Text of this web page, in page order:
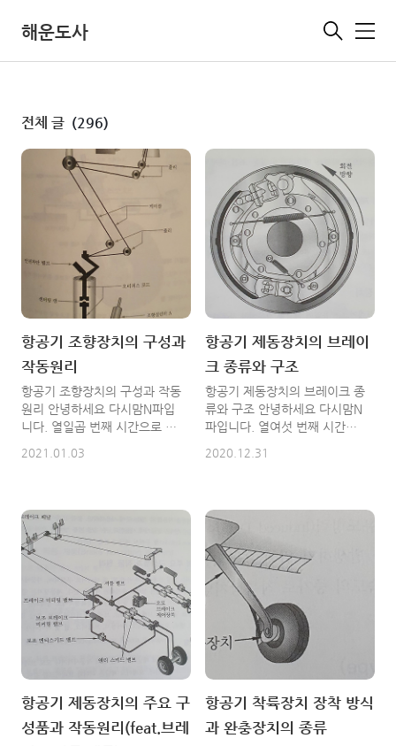
해운도사
메
전체 글 (296)
항공기 조향장치의 구성과
작동원리
항공기 조향장치의 구성과 작동
원리 안녕하세요 다시맘N파입
니다. 열일곱 번째 시간으로 조
해서 알아볼게요 열여섯 번째
데요. 다들 이해하셨을거라 생
각하고 조향장치에 대해서 알아
볼게요 ^^ 1. 조향장치 조향장
치는 지상에서 항공기의 진행방
향을 바꾸기 위하여 사용하는
장치이며 일반적으로 앞 착륙장
치가 담당을 하죠 소형항공기는
앞 착륙장치에 케이블과 푸시
풀 로드를 연결하여 조향 역할
을 하는 경우도 있으나, 대부분
한 조향장치로 구성이 되요 경
항공기는 앞바퀴의 조향(Nose
2021.01.03
항공기 제동장치의 브레이
크 종류와 구조
항공기 제동장치의 브레이크 종
류와 구조 안녕하세요 다시맘N
파입니다. 열여섯 번째 시간으
구조에 대해서 알아볼거에요 열
서 알아봤는데요 역시나 제가
글을 잘써서 인지 쉬웠죠 ~~ ㅎ
ㅎ 오늘도 쉽게 써보도록 노력
하겠습니다!!!!! 1.브레이크의
종류와 구조 브레이크의 종류는
구조 형식에 따라 드럼식
(Drum Brake 또는 Shoe
Brake라고도 함), 팽창 튜브식
(Expander Tube Type)과 디스
크식(Disk Type)으로 나뉘며,
(Single-Disk), 듀얼 디스크
(Dual-Disk), 멀티 디스크
2020.12.31
항공기 제동장치의 주요 구
성품과 작동원리(feat.브레
항공기 착륙장치 장착 방식
과 완충장치의 종류